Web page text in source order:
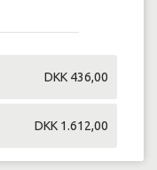
DKK 436,00
DKK 1.612,00